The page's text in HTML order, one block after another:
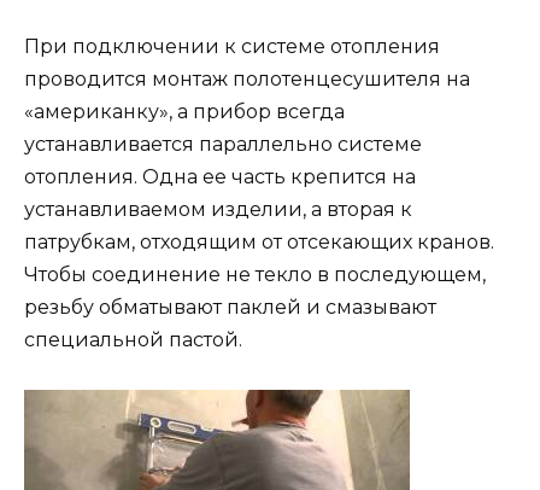
При подключении к системе отопления
проводится монтаж полотенцесушителя на
«американку», а прибор всегда
устанавливается параллельно системе
отопления. Одна ее часть крепится на
устанавливаемом изделии, а вторая к
патрубкам, отходящим от отсекающих кранов.
Чтобы соединение не текло в последующем,
резьбу обматывают паклей и смазывают
специальной пастой.